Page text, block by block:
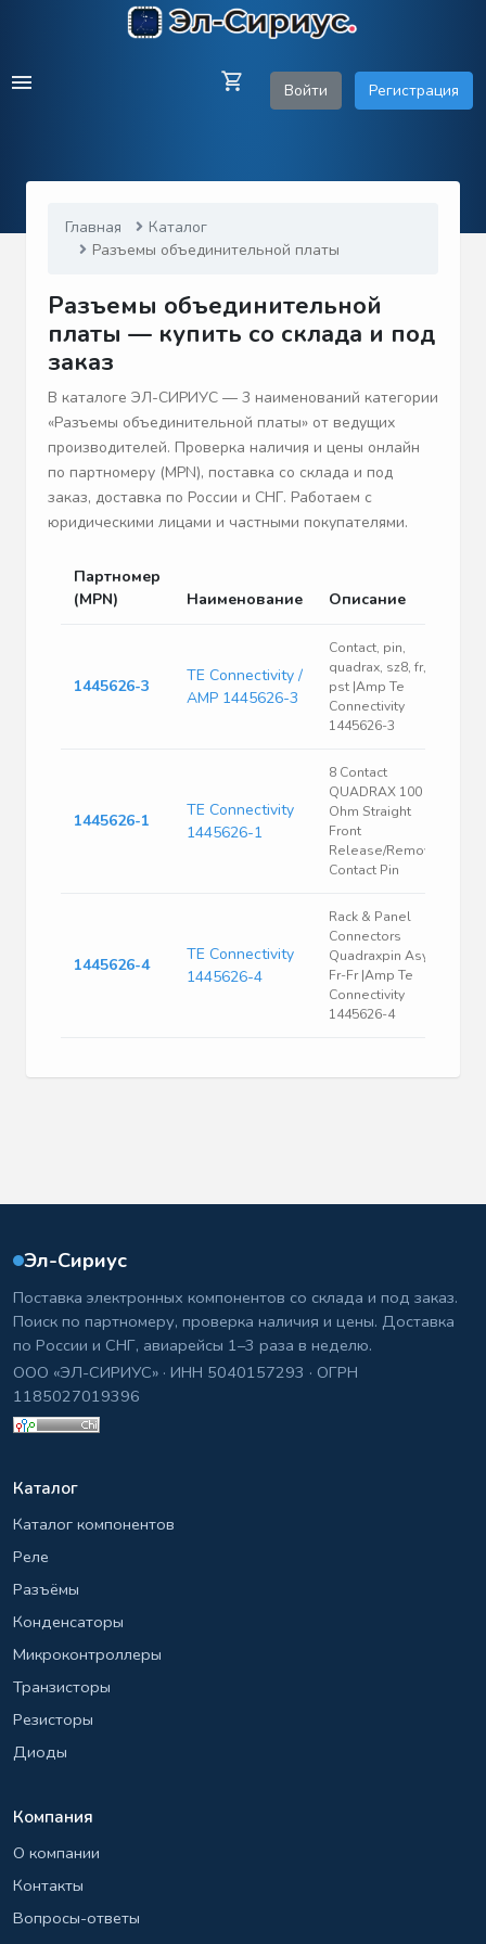
Войти Регистрация
Главная
Каталог
Разъемы объединительной платы
Разъемы объединительной
платы — купить со склада и под
заказ
В каталоге ЭЛ-СИРИУС — 3 наименований категории
«Разъемы объединительной платы» от ведущих
производителей. Проверка наличия и цены онлайн
по партномеру (MPN), поставка со склада и под
заказ, доставка по России и СНГ. Работаем с
юридическими лицами и частными покупателями.
Партномер
(MPN)
Наименование Описание
1445626-3
TE Connectivity /
AMP 1445626-3
Contact, pin,
quadrax, sz8, fr,
pst |Amp Te
Connectivity
1445626-3
1445626-1
TE Connectivity
1445626-1
8 Contact
QUADRAX 100
Ohm Straight
Front
Release/Removal
Contact Pin
1445626-4
TE Connectivity
1445626-4
Rack & Panel
Connectors
Quadraxpin Asy
Fr-Fr |Amp Te
Connectivity
1445626-4
Эл-Сириус
Поставка электронных компонентов со склада и под заказ.
Поиск по партномеру, проверка наличия и цены. Доставка
по России и СНГ, авиарейсы 1–3 раза в неделю.
ООО «ЭЛ-СИРИУС» · ИНН 5040157293 · ОГРН
1185027019396
Каталог
Каталог компонентов
Реле
Разъёмы
Конденсаторы
Микроконтроллеры
Транзисторы
Резисторы
Диоды
Компания
О компании
Контакты
Вопросы-ответы